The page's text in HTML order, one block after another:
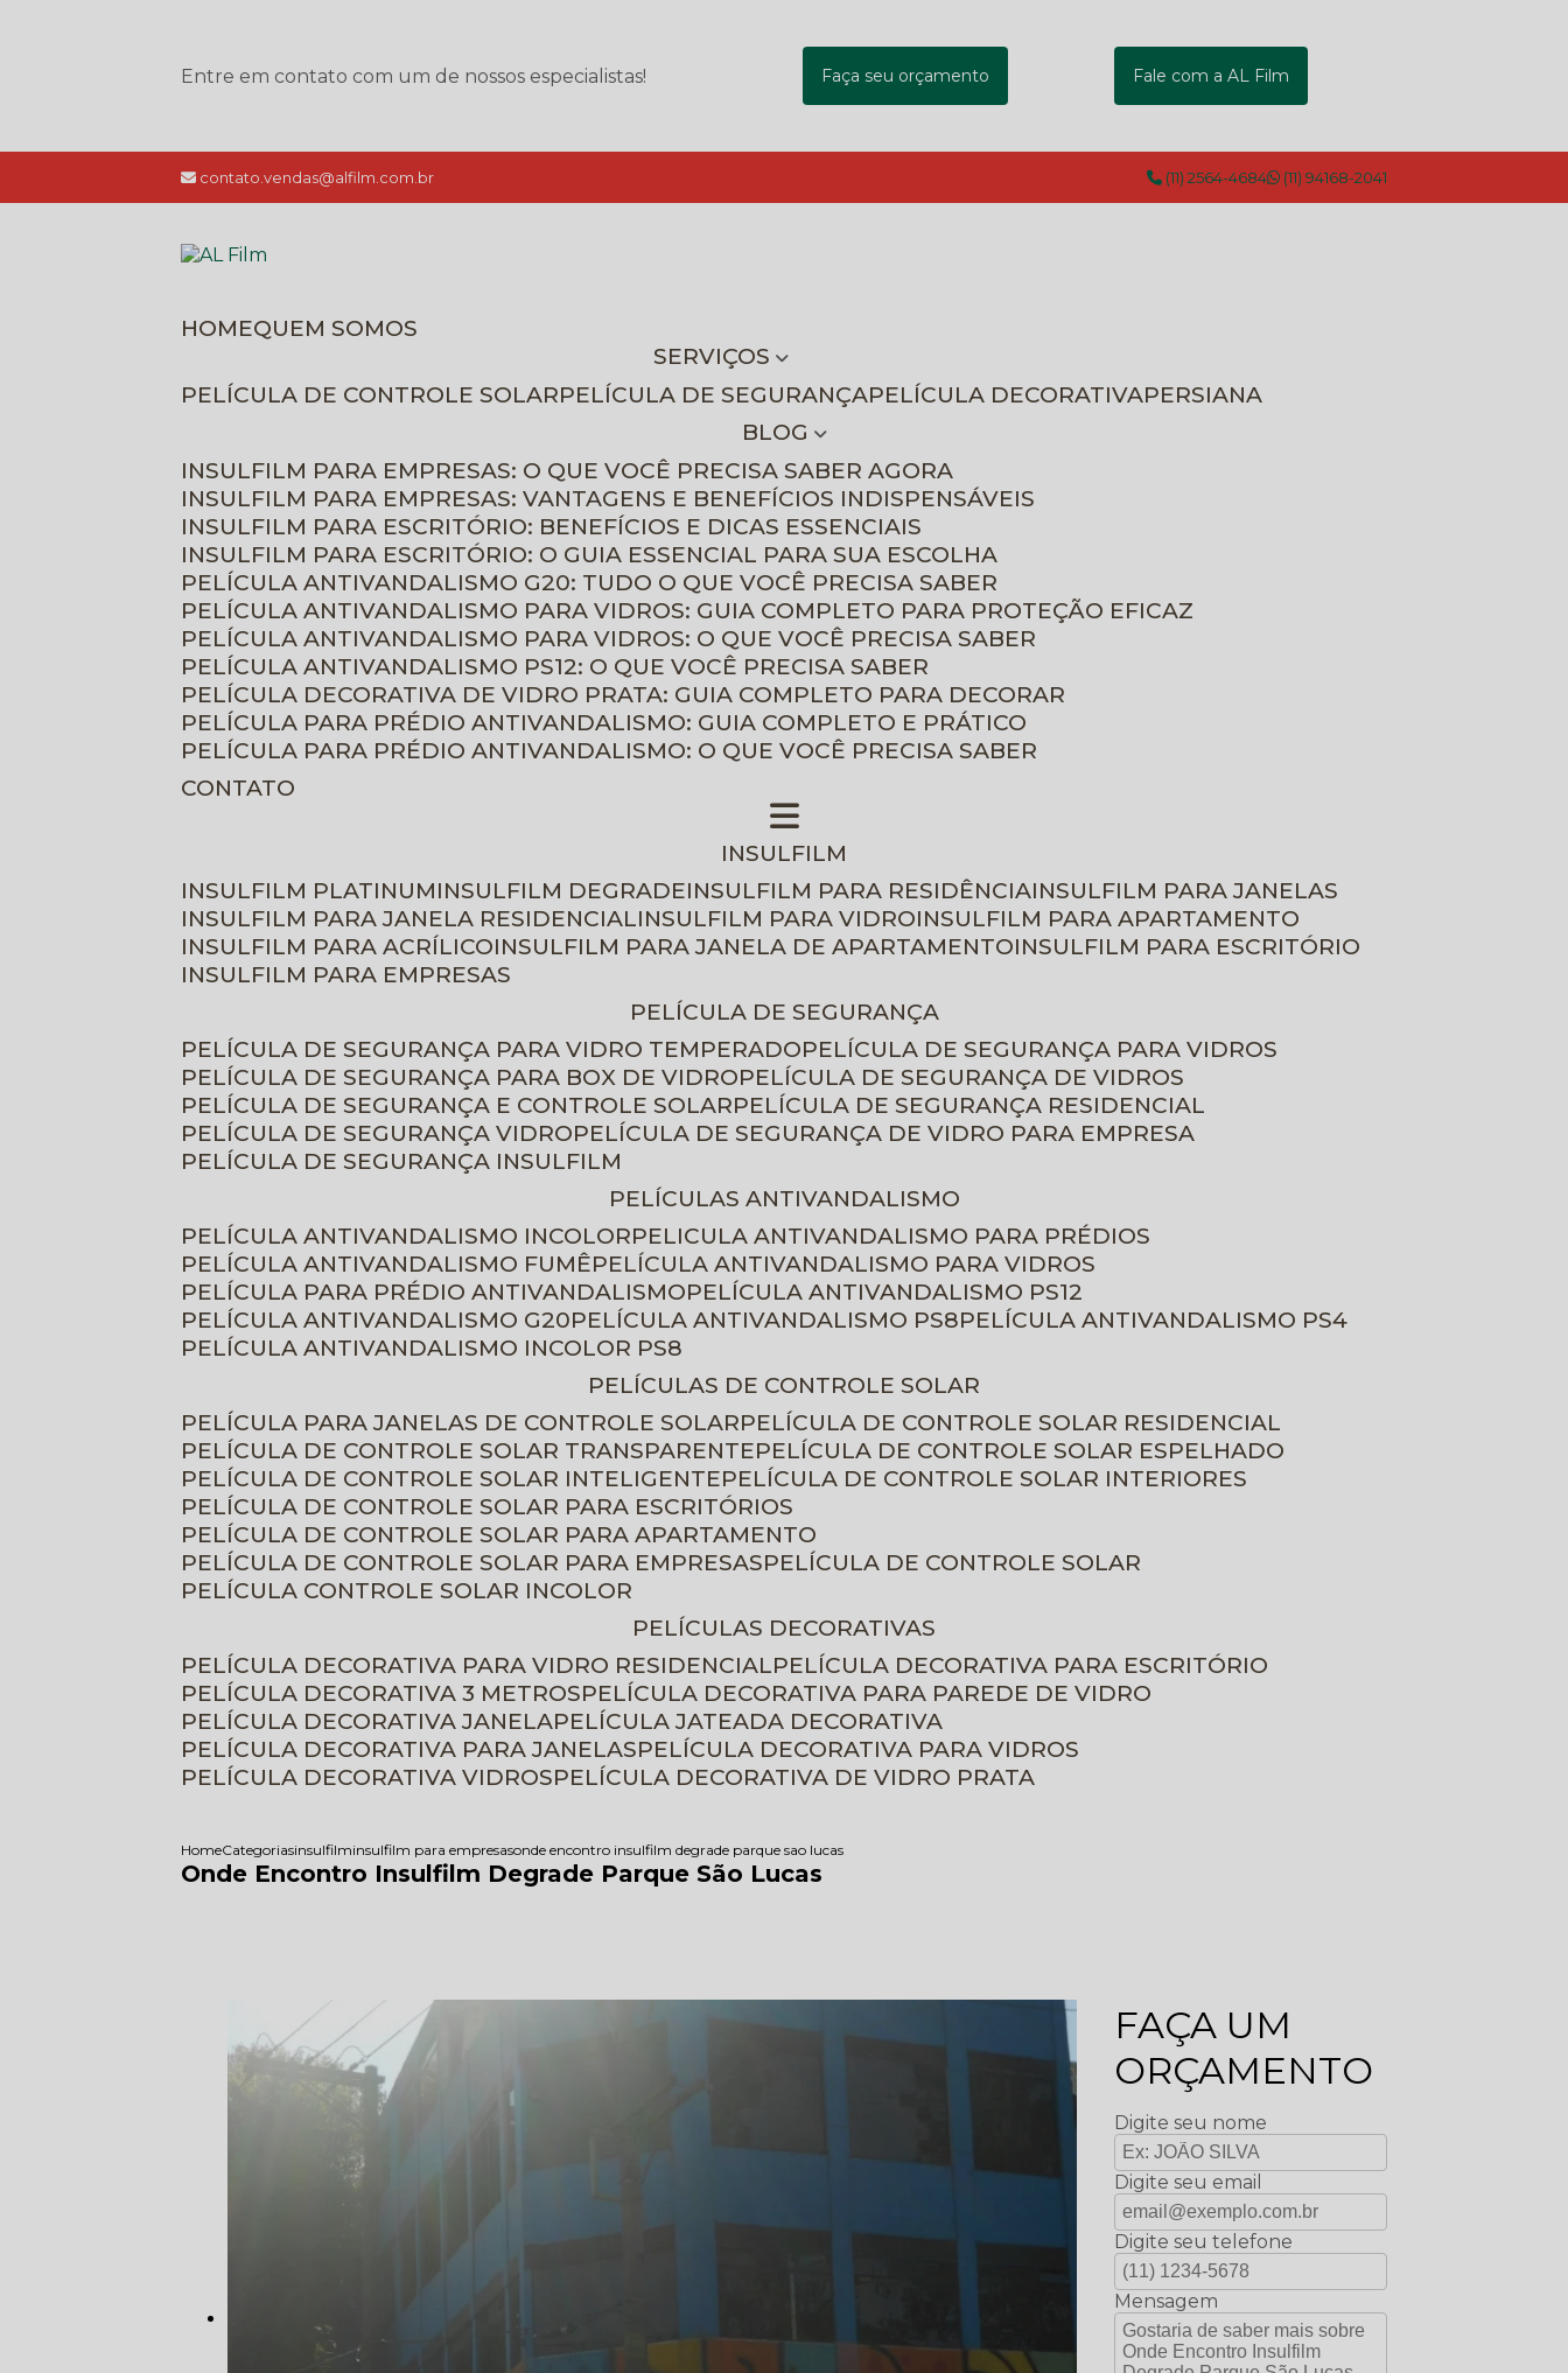
Entre em contato com um de nossos especialistas! Faça seu orçamento Fale com a AL Film
contato.vendas@alfilm.com.br (11) 2564-4684 (11) 94168-2041
HOME
QUEM SOMOS
SERVIÇOS
PELÍCULA DE CONTROLE SOLAR
PELÍCULA DE SEGURANÇA PELÍCULA DECORATIVA
PERSIANA
BLOG
INSULFILM PARA EMPRESAS: O QUE VOCÊ PRECISA SABER AGORA
INSULFILM PARA EMPRESAS: VANTAGENS E BENEFÍCIOS INDISPENSÁVEIS
INSULFILM PARA ESCRITÓRIO: BENEFÍCIOS E DICAS ESSENCIAIS
INSULFILM PARA ESCRITÓRIO: O GUIA ESSENCIAL PARA SUA ESCOLHA
PELÍCULA ANTIVANDALISMO G20: TUDO O QUE VOCÊ PRECISA SABER
PELÍCULA ANTIVANDALISMO PARA VIDROS: GUIA COMPLETO PARA PROTEÇÃO EFICAZ
PELÍCULA ANTIVANDALISMO PARA VIDROS: O QUE VOCÊ PRECISA SABER
PELÍCULA ANTIVANDALISMO PS12: O QUE VOCÊ PRECISA SABER
PELÍCULA DECORATIVA DE VIDRO PRATA: GUIA COMPLETO PARA DECORAR
PELÍCULA PARA PRÉDIO ANTIVANDALISMO: GUIA COMPLETO E PRÁTICO
PELÍCULA PARA PRÉDIO ANTIVANDALISMO: O QUE VOCÊ PRECISA SABER
CONTATO
INSULFILM
INSULFILM PLATINUM INSULFILM DEGRADE INSULFILM PARA RESIDÊNCIA INSULFILM PARA JANELAS
INSULFILM PARA JANELA RESIDENCIAL INSULFILM PARA VIDRO INSULFILM PARA APARTAMENTO
INSULFILM PARA ACRÍLICO INSULFILM PARA JANELA DE APARTAMENTO INSULFILM PARA ESCRITÓRIO
INSULFILM PARA EMPRESAS
PELÍCULA DE SEGURANÇA
PELÍCULA DE SEGURANÇA PARA VIDRO TEMPERADO
PELÍCULA DE SEGURANÇA PARA VIDROS
PELÍCULA DE SEGURANÇA PARA BOX DE VIDRO
PELÍCULA DE SEGURANÇA DE VIDROS
PELÍCULA DE SEGURANÇA E CONTROLE SOLAR
PELÍCULA DE SEGURANÇA RESIDENCIAL
PELÍCULA DE SEGURANÇA VIDRO
PELÍCULA DE SEGURANÇA DE VIDRO PARA EMPRESA
PELÍCULA DE SEGURANÇA INSULFILM
PELÍCULAS ANTIVANDALISMO
PELÍCULA ANTIVANDALISMO INCOLOR
PELICULA ANTIVANDALISMO PARA PRÉDIOS
PELÍCULA ANTIVANDALISMO FUMÊ
PELÍCULA ANTIVANDALISMO PARA VIDROS
PELÍCULA PARA PRÉDIO ANTIVANDALISMO
PELÍCULA ANTIVANDALISMO PS12
PELÍCULA ANTIVANDALISMO G20
PELÍCULA ANTIVANDALISMO PS8
PELÍCULA ANTIVANDALISMO PS4
PELÍCULA ANTIVANDALISMO INCOLOR PS8
PELÍCULAS DE CONTROLE SOLAR
PELÍCULA PARA JANELAS DE CONTROLE SOLAR
PELÍCULA DE CONTROLE SOLAR RESIDENCIAL
PELÍCULA DE CONTROLE SOLAR TRANSPARENTE
PELÍCULA DE CONTROLE SOLAR ESPELHADO
PELÍCULA DE CONTROLE SOLAR INTELIGENTE
PELÍCULA DE CONTROLE SOLAR INTERIORES
PELÍCULA DE CONTROLE SOLAR PARA ESCRITÓRIOS
PELÍCULA DE CONTROLE SOLAR PARA APARTAMENTO
PELÍCULA DE CONTROLE SOLAR PARA EMPRESAS
PELÍCULA DE CONTROLE SOLAR
PELÍCULA CONTROLE SOLAR INCOLOR
PELÍCULAS DECORATIVAS
PELÍCULA DECORATIVA PARA VIDRO RESIDENCIAL
PELÍCULA DECORATIVA PARA ESCRITÓRIO
PELÍCULA DECORATIVA 3 METROS
PELÍCULA DECORATIVA PARA PAREDE DE VIDRO
PELÍCULA DECORATIVA JANELA
PELÍCULA JATEADA DECORATIVA
PELÍCULA DECORATIVA PARA JANELAS
PELÍCULA DECORATIVA PARA VIDROS
PELÍCULA DECORATIVA VIDROS
PELÍCULA DECORATIVA DE VIDRO PRATA
HomeCategoriasinsulfilminsulfilm para empresasonde encontro insulfilm degrade parque sao lucas
Onde Encontro Insulfilm Degrade Parque São Lucas
FAÇA UM
ORÇAMENTO
Digite seu nome
Digite seu email
Digite seu telefone
Mensagem